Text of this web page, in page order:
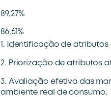
89,27%
86,61%
1. Identificação de
2. Priorização de atributos
3. Avaliação efetiva das
ambiente real de consumo.